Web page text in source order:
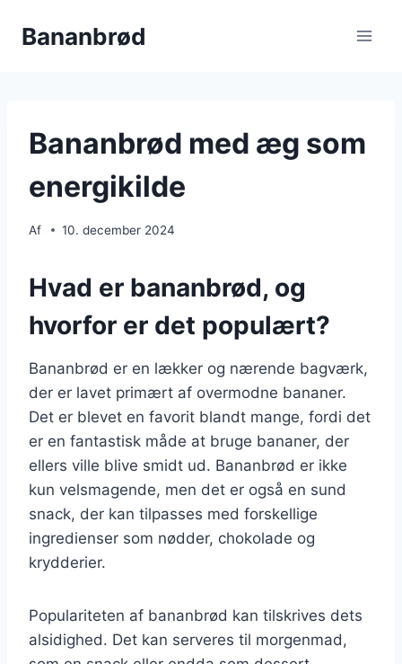
Bananbrød
Bananbrød med æg som
energikilde
Af 10. december 2024
Hvad er bananbrød, og
hvorfor er det populært?
Bananbrød er en lækker og nærende bagværk,
der er lavet primært af overmodne bananer.
Det er blevet en favorit blandt mange, fordi det
er en fantastisk måde at bruge bananer, der
ellers ville blive smidt ud. Bananbrød er ikke
kun velsmagende, men det er også en sund
snack, der kan tilpasses med forskellige
ingredienser som nødder, chokolade og
krydderier.
Populariteten af bananbrød kan tilskrives dets
alsidighed. Det kan serveres til morgenmad,